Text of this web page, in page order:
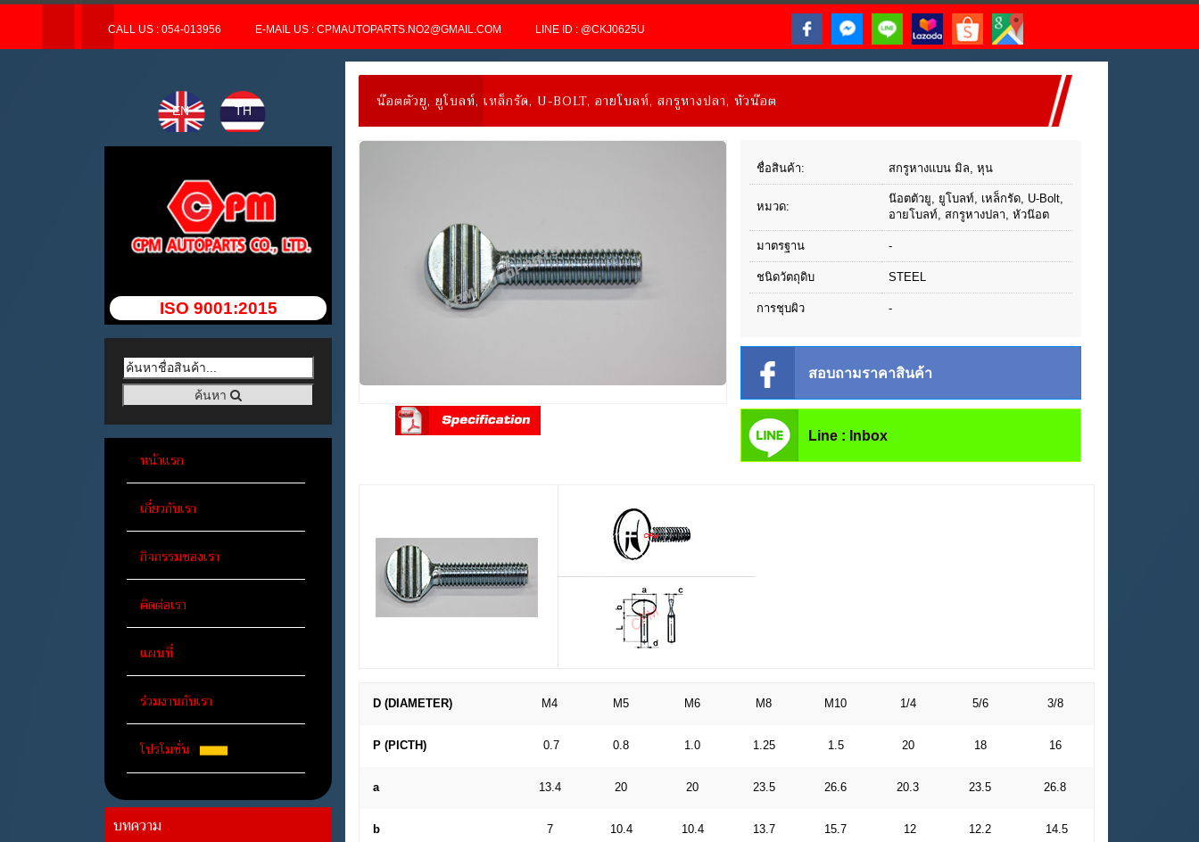
CALL US : 054-013956 E-MAIL US : CPMAUTOPARTS.NO2@GMAIL.COM LINE ID : @CKJ0625U
EN TH
ISO 9001:2015
ค้นหา
หน้าแรก
เกี่ยวกับเรา
กิจกรรมของเรา
ติดต่อเรา
แผนที่
ร่วมงานกับเรา
โปรโมชั่น
บทความ
น๊อตตัวยู, ยูโบลท์, เหล็กรัด, U-BOLT, อายโบลท์, สกรูหางปลา, หัวน๊อต
ชื่อสินค้า: สกรูหางแบน มิล, หุน
หมวด:
น๊อตตัวยู, ยูโบลท์, เหล็กรัด, U-Bolt,
อายโบลท์, สกรูหางปลา, หัวน๊อต
มาตรฐาน -
ชนิดวัตถุดิบ STEEL
การชุบผิว -
สอบถามราคาสินค้า
Line : Inbox
D (DIAMETER) M4 M5 M6 M8 M10 1/4 5/6 3/8
P (PICTH) 0.7 0.8 1.0 1.25 1.5 20 18 16
a 13.4 20 20 23.5 26.6 20.3 23.5 26.8
b 7 10.4 10.4 13.7 15.7 12 12.2 14.5